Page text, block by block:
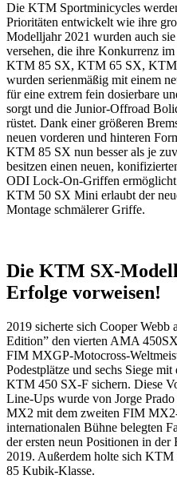
Die KTM Sportminicycles
Prioritäten entwickelt wie ihre
Modelljahr 2021 wurden auch
versehen, die ihre Konkurrenz
KTM 85 SX, KTM 65 SX,
wurden serienmäßig mit einem
für eine extrem fein dosierbare
sorgt und die Junior-Offroad
rüstet. Dank einer größeren
neuen vorderen und hinteren
KTM 85 SX nun besser als je
besitzen einen neuen,
ODI Lock-On-Griffen
KTM 50 SX Mini erlaubt der
Montage schmälerer Griffe.
Die KTM SX-
Erfolge vorweisen!
2019 sicherte sich Cooper
Edition” den vierten AMA
FIM MXGP-Motocross-
Podestplätze und sechs Siege
KTM 450 SX-F sichern. Diese
Line-Ups wurde von Jorge
MX2 mit dem zweiten FIM
internationalen Bühne belegten
der ersten neun Positionen in
2019. Außerdem holte sich
85 Kubik-Klasse.